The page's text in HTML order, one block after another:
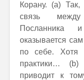
Корану. (а)
связь между
Посланника
оказывается
по себе. Хотя
практики… (b)
приводит к